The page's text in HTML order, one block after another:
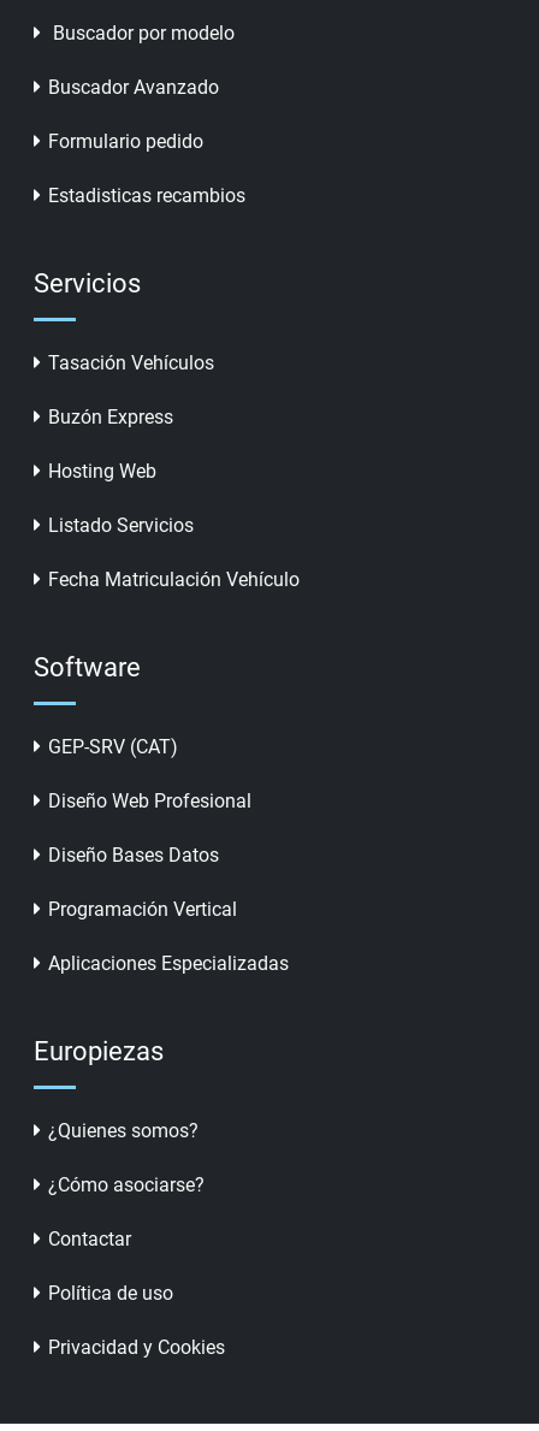
Buscador por modelo
Buscador Avanzado
Formulario pedido
Estadisticas recambios
Servicios
Tasación Vehículos
Buzón Express
Hosting Web
Listado Servicios
Fecha Matriculación Vehículo
Software
GEP-SRV (CAT)
Diseño Web Profesional
Diseño Bases Datos
Programación Vertical
Aplicaciones Especializadas
Europiezas
¿Quienes somos?
¿Cómo asociarse?
Contactar
Política de uso
Privacidad y Cookies